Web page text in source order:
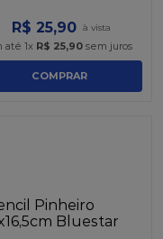
R$ 25,90
até 1x R$ 25,90 sem juros
COMPRAR